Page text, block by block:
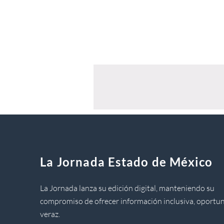
La Jornada Estado de México
La Jornada lanza su edición digital, manteniendo su
compromiso de ofrecer información inclusiva,
veraz.